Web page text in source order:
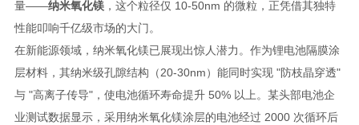
量——纳米氧化镁，这个粒径仅 10-50nm 的微粒，正凭借其独特
性能叩响千亿级市场的大门。
在新能源领域，纳米氧化镁已展现出惊人潜力。作为锂电池隔膜涂
层材料，其纳米级孔隙结构（20-30nm）能同时实现 "防枝晶穿透"
与 "高离子传导"，使电池循环寿命提升 50% 以上。某头部电池企
业测试数据显示，采用纳米氧化镁涂层的电池经过 2000 次循环后